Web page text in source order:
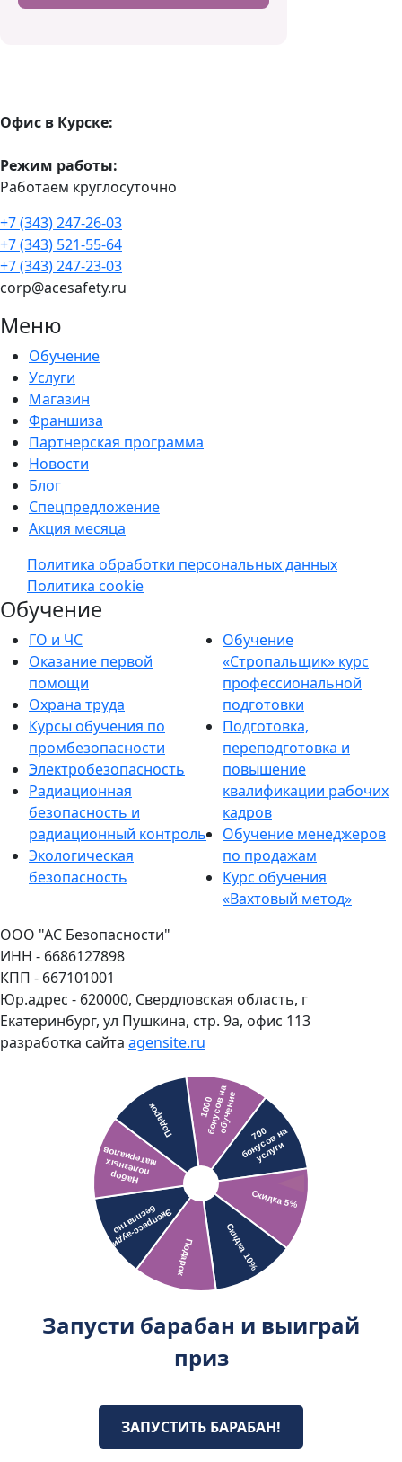
Офис в Курске:
Режим работы:
Работаем круглосуточно
+7 (343) 247-26-03
+7 (343) 521-55-64
+7 (343) 247-23-03
corp@acesafety.ru
Меню
Обучение
Услуги
Магазин
Франшиза
Партнерская программа
Новости
Блог
Спецпредложение
Акция месяца
Политика обработки персональных данных
Политика cookie
Обучение
ГО и ЧС
Оказание первой
помощи
Охрана труда
Курсы обучения по
промбезопасности
Электробезопасность
Радиационная
безопасность и
радиационный контроль
Экологическая
безопасность
Обучение
«Стропальщик» курс
профессиональной
подготовки
Подготовка,
переподготовка и
повышение
квалификации рабочих
кадров
Обучение менеджеров
по продажам
Курс обучения
«Вахтовый метод»
ООО "АС Безопасности"
ИНН - 6686127898
КПП - 667101001
Юр.адрес - 620000, Свердловская область, г
Екатеринбург, ул Пушкина, стр. 9а, офис 113
разработка сайта agensite.ru
Запусти барабан и выиграй
приз
ЗАПУСТИТЬ БАРАБАН!